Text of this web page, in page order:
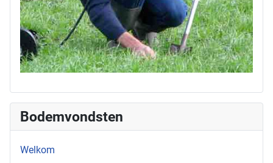
Bodemvondsten
Welkom